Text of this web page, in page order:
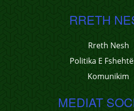
RRETH
Rreth Nesh
Politika E
Komunikim
MEDIAT